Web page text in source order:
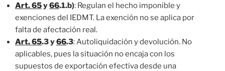
Art. 65y66.1.b): Regulan el hecho imponible y
exenciones del IEDMT. La exención no se aplica por
falta de afectación real.
Art. 65.3 y66.3: Autoliquidación y devolución. No
aplicables, pues la situación no encaja con los
supuestos de exportación efectiva desde una